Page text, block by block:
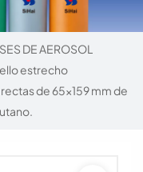
DE AEROSOL
estrecho
de 65x159 mm de